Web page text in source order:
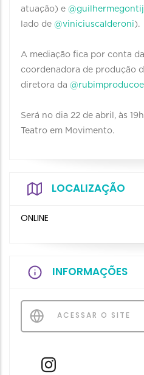
atuação) e
lado de @viniciuscalderoni).
A mediação fica por conta da
coordenadora de produção
diretora da
Será no dia 22 de abril, às
Teatro em Movimento.
LOCALIZAÇÃO
ONLINE
INFORMAÇÕES
ACESSAR O SITE